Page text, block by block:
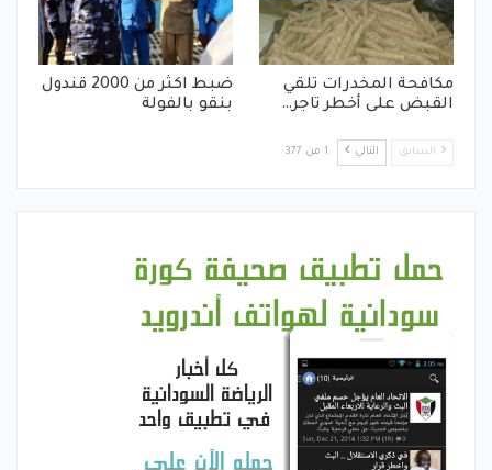
مكافحة المخدرات تلقي
القبض على أخطر تاجر…
ضبط اكثر من 2000 قندول
بنقو بالفولة
السابق التالي 1 من 377